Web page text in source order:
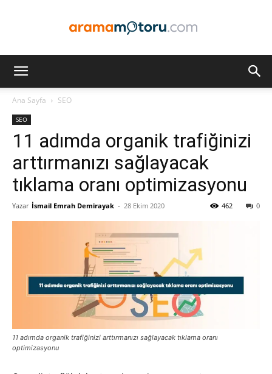
Optimizasyonu
ve
Pazarlaması
Ana Sayfa SEO
SEO
11 adımda organik trafiğinizi
arttırmanızı sağlayacak
tıklama oranı optimizasyonu
Yazar İsmail Emrah Demirayak - 28 Ekim 2020 0
462
11 adımda organik trafiğinizi arttırmanızı sağlayacak tıklama oranı
optimizasyonu